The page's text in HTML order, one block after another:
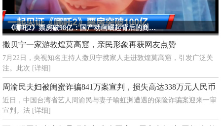
《哪吒2》票房破98亿：国产动画崛起背后的商业密码与文化力量
撒贝宁一家游敦煌莫高窟，亲民形象再获网友点赞
7月22日，央视知名主持人撒贝宁携家人走进敦煌莫高窟，引发广泛关
注。此次 [详细]
周渝民夫妇被闺蜜诈骗841万案宣判，损失高达338万元人民币
近日，中国台湾省艺人周渝民与妻子喻虹渊遭遇的保险诈骗案迎来一审
宣判。法 [详细]